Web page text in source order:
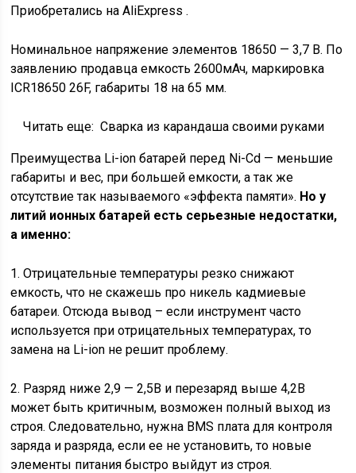
Приобретались на AliExpress .
Номинальное напряжение элементов 18650 — 3,7 В. По
заявлению продавца емкость 2600мАч, маркировка
ICR18650 26F, габариты 18 на 65 мм.
Читать еще: Сварка из карандаша своими руками
Преимущества Li-ion батарей перед Ni-Cd — меньшие
габариты и вес, при большей емкости, а так же
отсутствие так называемого «эффекта памяти». Но у
литий ионных батарей есть серьезные недостатки,
а именно:
1. Отрицательные температуры резко снижают
емкость, что не скажешь про никель кадмиевые
батареи. Отсюда вывод – если инструмент часто
используется при отрицательных температурах, то
замена на Li-ion не решит проблему.
2. Разряд ниже 2,9 — 2,5В и перезаряд выше 4,2В
может быть критичным, возможен полный выход из
строя. Следовательно, нужна BMS плата для контроля
заряда и разряда, если ее не установить, то новые
элементы питания быстро выйдут из строя.